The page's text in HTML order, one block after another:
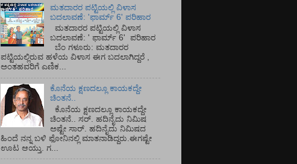
ಮತದಾರರ ಪಟ್ಟಿಯಲ್ಲಿ ವಿಳಾಸ
ಬದಲಾವಣೆ: 'ಫಾರ್ಮ್ 6' ಪರಿಹಾರ
ಮತದಾರರ ಪಟ್ಟಿಯಲ್ಲಿ ವಿಳಾಸ
ಬದಲಾವಣೆ: ' ಫಾರ್ಮ್ 6' ಪರಿಹಾರ
ಬೆಂ ಗಳೂರು: ಮತದಾರರ
ಪಟ್ಟಿಯಲ್ಲಿರುವ ಹಳೆಯ ವಿಳಾಸ ಈಗ ಬದಲಾಗಿದ್ದರೆ ,
ಅಂತಹವರಿಗೆ ಎಣಿಕ...
ಕೊನೆಯ ಕ್ಷಣದಲ್ಲೂ ಕಾಯಕದ್ದೇ
ಚಿಂತನೆ..
ಕೊನೆಯ ಕ್ಷಣದಲ್ಲೂ ಕಾಯಕದ್ದೇ
ಚಿಂತನೆ.. ಸರ್.‌ ಹದಿನೈದು ನಿಮಿಷ
ಅಷ್ಟೇ ಸಾರ್.‌ ಹದಿನೈದು ನಿಮಿಷದ
ಹಿಂದೆ ನನ್ನ ಬಳಿ ಫೋನಿನಲ್ಲಿ ಮಾತನಾಡಿದ್ದರು.ಈಗಷ್ಟೇ
ಊಟ ಆಯ್ತು. ಗ...